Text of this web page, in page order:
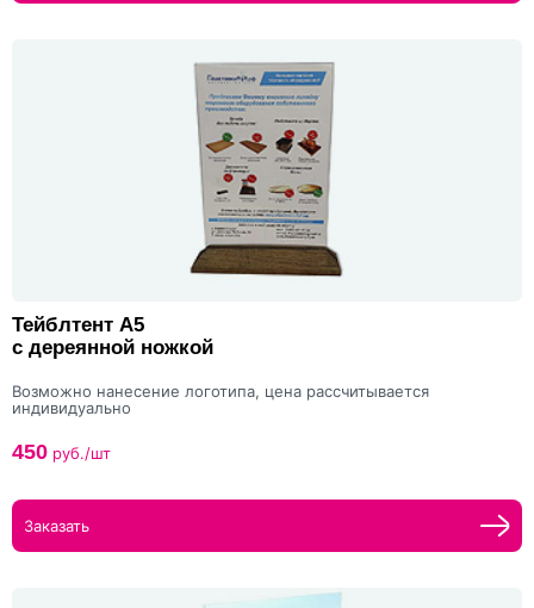
Тейблтент А5
с дереянной ножкой
Возможно нанесение логотипа, цена рассчитывается
индивидуально
450 руб./шт
Заказать